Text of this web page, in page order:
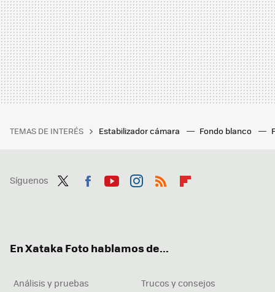
TEMAS DE INTERÉS Estabilizador cámara Fondo blanco
Síguenos
En Xataka Foto hablamos de...
Análisis y pruebas
Trucos y consejos